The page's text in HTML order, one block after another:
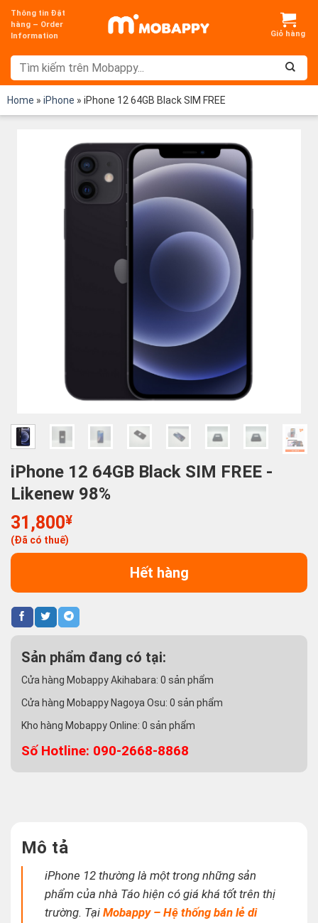
Chuyển
đến
dung
Thông tin Đặt
hàng – Order
Information
Home » iPhone » iPhone 12 64GB Black SIM FREE
iPhone 12 64GB Black SIM FREE -
Likenew 98%
31,800¥
(Đã có thuế)
Hết hàng
Sản phẩm đang có tại:
Cửa hàng Mobappy Akihabara: 0 sản phẩm
Cửa hàng Mobappy Nagoya Osu: 0 sản phẩm
Kho hàng Mobappy Online: 0 sản phẩm
Số Hotline: 090-2668-8868
Mô tả
iPhone 12 thường là một trong những sản
phẩm của nhà Táo hiện có giá khá tốt trên thị
trường. TạiMobappy – Hệ thống bán lẻ di